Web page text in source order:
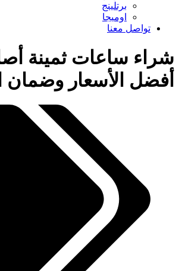
برتلينج
اوميجا
تواصل معنا
شراء ساعات ثمينة
أفضل الأسعار وضمان